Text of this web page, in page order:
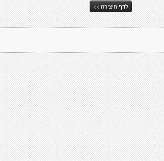
לדף היצירה >>